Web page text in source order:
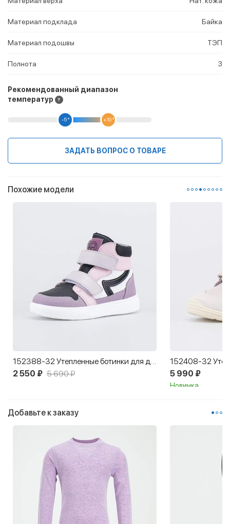
Материал подклада Байка
Материал подошвы ТЭП
Полнота 3
Рекомендованный диапазон
температур
-5 ° +10 °
ЗАДАТЬ ВОПРОС О ТОВАРЕ
Похожие модели
152388-32 Утепленные ботинки для девочки
2 550 ₽ 5 690 ₽ 5 990 ₽
Новинка
Добавьте к заказу